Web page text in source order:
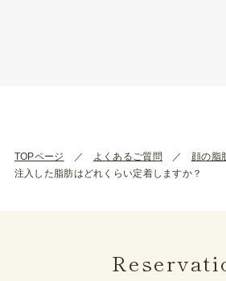
TOPページ よくあるご質問
顔の脂
注入した脂肪はどれくらい定着しますか？